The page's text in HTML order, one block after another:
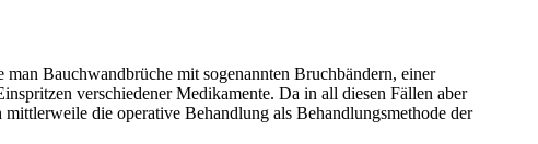
man Bauchwandbrüche mit sogenannten Bruchbändern, einer
verschiedener Medikamente. Da in all diesen Fällen aber
die operative Behandlung als Behandlungsmethode der